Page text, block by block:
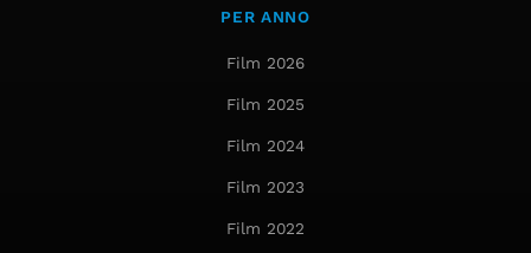
PER ANNO
Film 2026
Film 2025
Film 2024
Film 2023
Film 2022